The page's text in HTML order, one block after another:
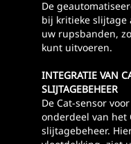
De
bij kritieke slijtage
uw rupsbanden,
kunt uitvoeren.
INTEGRATIE VAN
SLIJTAGEBEHEER
De Cat-sensor
onderdeel van het
slijtagebeheer.